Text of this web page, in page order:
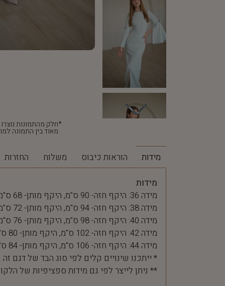
מאוד בין התמונה
מידות הוראות כיבוס משלוח החזרות
מידות
מידה 36: היקף חזה- 90 ס"מ, היקף מותן- 68 ס"מ
מידה 38: היקף חזה- 94 ס"מ, היקף מותן- 72 ס"מ
מידה 40: היקף חזה- 98 ס"מ, היקף מותן- 76 ס"מ
מידה 42: היקף חזה- 102 ס"מ, היקף מותן- 80 ס"מ
מידה 44: היקף חזה- 106 ס"מ, היקף מותן- 84 ס"מ
* ייתכנו שינויים קלים לפי סוג הבד של דגם
** ניתן לייצר לפי גם מידות ספציפיות של